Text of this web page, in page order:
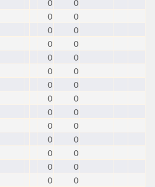
0
0
0
0
0
0
0
0
0
0
0
0
0
0
0
0
0
0
0
0
0
0
0
0
0
0
0
0